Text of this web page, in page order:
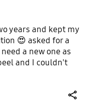
years and kept my
😍 asked for a
a new one as
and I couldn't